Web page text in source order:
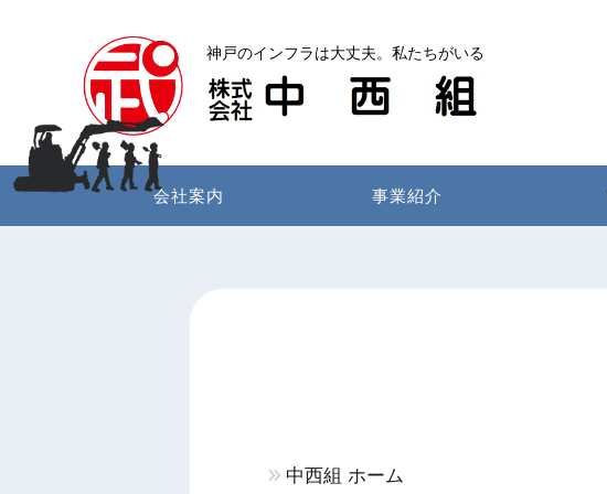
へ
ス
キ
神戸のインフラは大丈夫。私たちがいる
会社案内 事業紹介
中西組 ホーム